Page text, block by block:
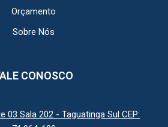
Orçamento
Sobre Nós
CONOSCO
03 Sala 202 - Taguatinga Sul CEP: